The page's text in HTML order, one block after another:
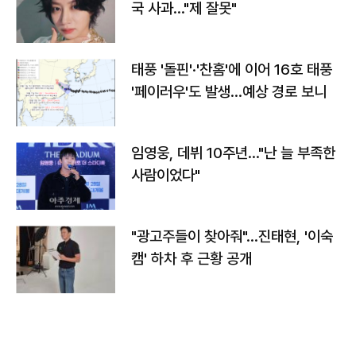
국 사과…"제 잘못"
태풍 '돌핀'·'찬홈'에 이어 16호 태풍
'페이러우'도 발생…예상 경로 보니
임영웅, 데뷔 10주년…"난 늘 부족한
사람이었다"
"광고주들이 찾아줘"…진태현, '이숙
캠' 하차 후 근황 공개